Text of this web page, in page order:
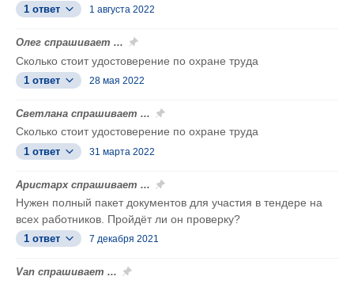
1 ответ 1 августа 2022
Олег спрашивает ...
Сколько стоит удостоверение по охране труда
1 ответ 28 мая 2022
Светлана спрашивает ...
Сколько стоит удостоверение по охране труда
1 ответ 31 марта 2022
Аристарх спрашивает ...
Нужен полный пакет документов для участия в тендере на
всех работников. Пройдёт ли он проверку?
1 ответ 7 декабря 2021
Van спрашивает ...